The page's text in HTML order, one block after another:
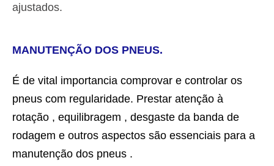
ajustados.
MANUTENÇÃO DOS PNEUS.
É de vital importancia comprovar e controlar os
pneus com regularidade. Prestar atenção à
rotação , equilibragem , desgaste da banda de
rodagem e outros aspectos são essenciais para a
manutenção dos pneus .